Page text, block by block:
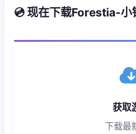
💿 现在下载Forestia-小
获取
下载最